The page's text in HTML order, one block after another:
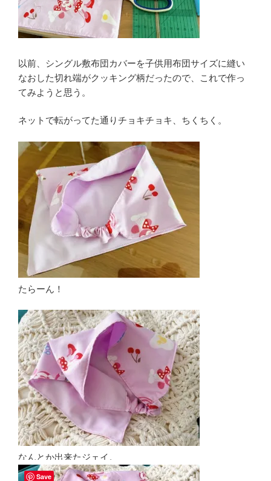
以前、シングル敷布団カバーを子供用布団サイズに縫い
なおした切れ端がクッキング柄だったので、これで作っ
てみようと思う。
ネットで転がってた通りチョキチョキ、ちくちく。
たらーん！
なんとか出来たジェイ。
Save